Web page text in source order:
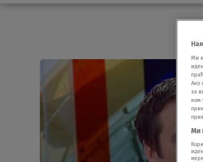
Ми
Ако
за
ком
Ми